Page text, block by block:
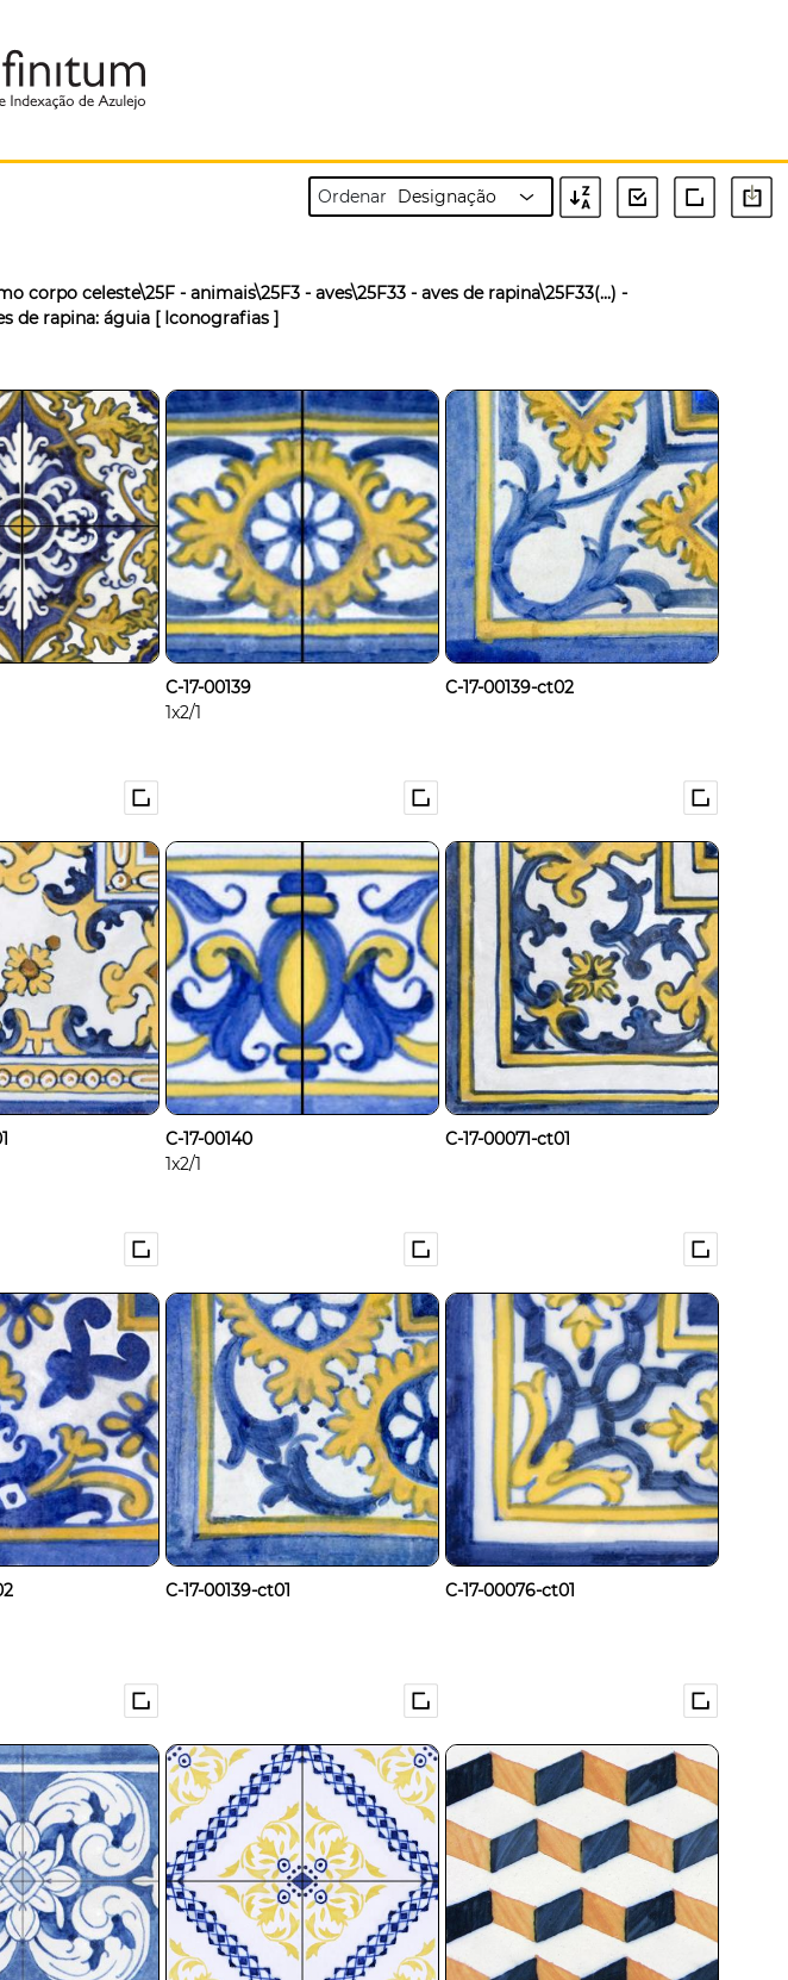
Ordenar
corpo celeste\25F - animais\25F3 - aves\25F33 - aves de rapina\25F33(...) -
de rapina: águia [ Iconografias ]
C-17-00139
1x2/1
C-17-00139-ct02
C-17-00140
1x2/1
C-17-00071-ct01
C-17-00139-ct01 C-17-00076-ct01